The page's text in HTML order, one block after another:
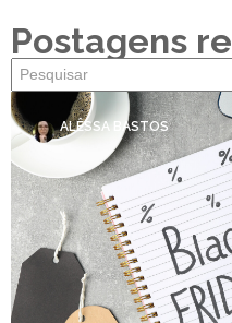
Postagens
ALÊSSA BASTOS